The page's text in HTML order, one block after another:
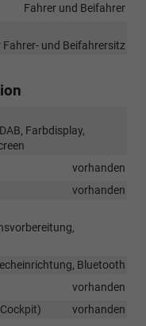
Fahrer und Beifahrer
und Beifahrersitz
Farbdisplay,
vorhanden
vorhanden
Bluetooth
vorhanden
vorhanden